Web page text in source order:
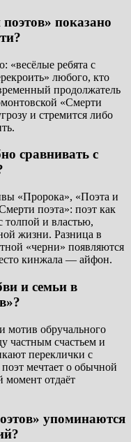
показано
«весёлые ребята с
любого, кто
продолжатель
«Смерти
и стремится либо
сравнивать с
«Пророка», «Поэта и
поэта»: поэт как
толпой и властью,
жизни. Разница в
«черни» появляются
кинжала — айфон.
и семьи в
мотив обручального
частным счастьем и
переклички с
мечтает о обычной
отдаёт
упоминаются